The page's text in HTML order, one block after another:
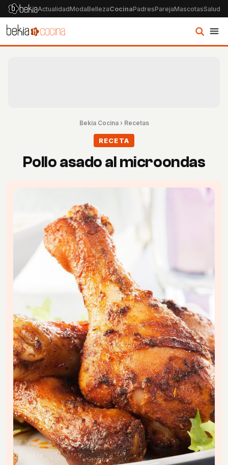
ActualidadModaBellezaCocinaPadresParejaMascotasSalud
Bekia Cocina› Recetas
RECETA
Pollo asado al microondas